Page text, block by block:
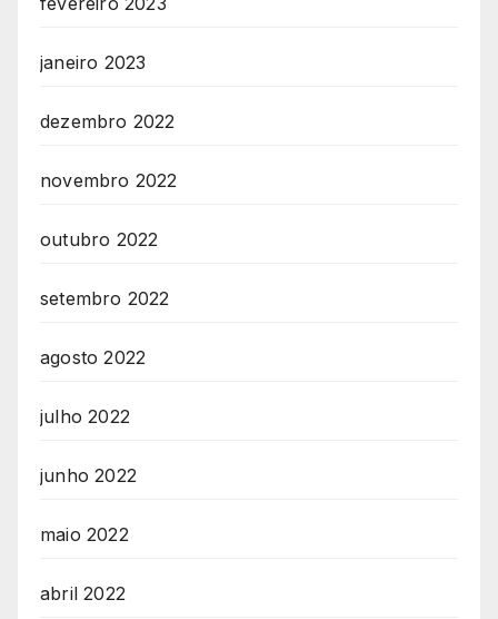
janeiro 2023
dezembro 2022
novembro 2022
outubro 2022
setembro 2022
agosto 2022
julho 2022
junho 2022
maio 2022
abril 2022